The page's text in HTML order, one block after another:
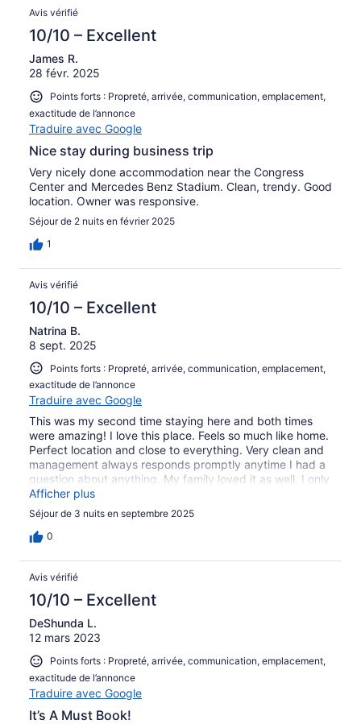
Avis vérifié
10/10 – Excellent
James R.
28 févr. 2025
Points forts : Propreté, arrivée, communication, emplacement,
exactitude de l’annonce
Traduire avec Google
Nice stay during business trip
Very nicely done accommodation near the Congress
Center and Mercedes Benz Stadium. Clean, trendy. Good
location. Owner was responsive.
Séjour de 2 nuits en février 2025
1
Avis vérifié
10/10 – Excellent
Natrina B.
8 sept. 2025
Points forts : Propreté, arrivée, communication, emplacement,
exactitude de l’annonce
Traduire avec Google
This was my second time staying here and both times
were amazing! I love this place. Feels so much like home.
Perfect location and close to everything. Very clean and
management always responds promptly anytime I had a
question about anything. My family loved it as well. I only
wish there were TVs in the bedrooms. Looking forward to
coming back soon
Afficher plus
Séjour de 3 nuits en septembre 2025
0
Avis vérifié
10/10 – Excellent
DeShunda L.
12 mars 2023
Points forts : Propreté, arrivée, communication, emplacement,
exactitude de l’annonce
Traduire avec Google
It’s A Must Book!